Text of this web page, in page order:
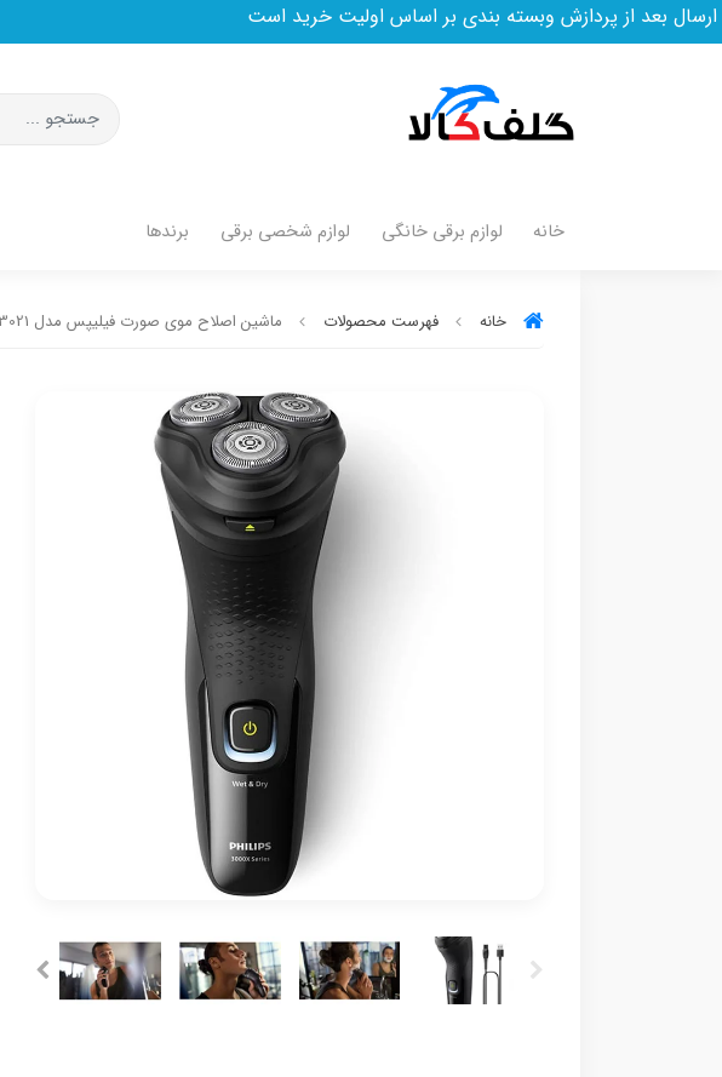
وبسته بندی بر اساس اولیت خرید است
خانه لوازم برقی خانگی لوازم شخصی برقی برندها
خانه فهرست محصولات ماشین اصلاح موی صورت فیلیپس مدل X3021